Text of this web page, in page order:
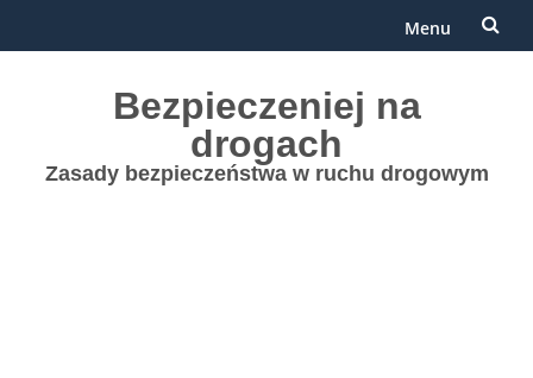
Menu
Bezpieczeniej na
drogach
Zasady bezpieczeństwa w ruchu drogowym